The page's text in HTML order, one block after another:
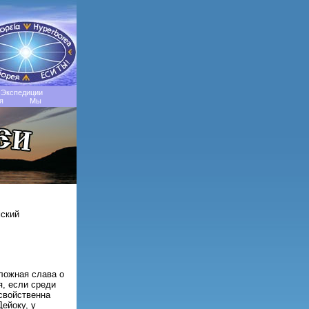
Экспедиции
Мы
слава о
если среди
у